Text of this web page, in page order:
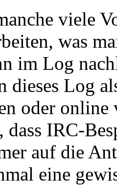
viele
was
im Log
dieses Log
oder online
dass IRC-
auf die
eine